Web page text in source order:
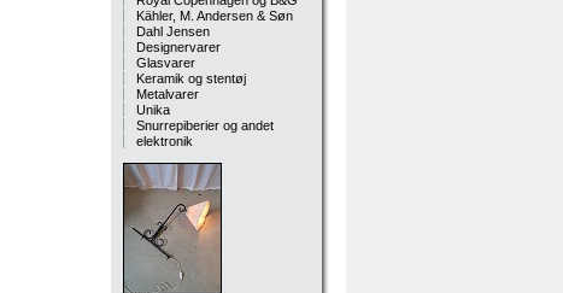
Kähler, M. Andersen & Søn
Dahl Jensen
Designervarer
Glasvarer
Keramik og stentøj
Metalvarer
Unika
Snurrepiberier og andet
elektronik